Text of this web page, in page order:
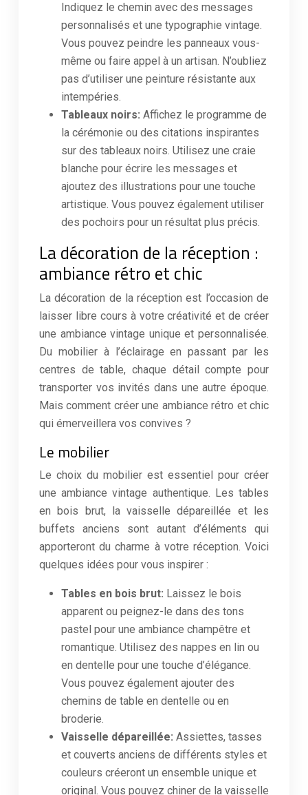
Indiquez le chemin avec des messages
personnalisés et une typographie vintage.
Vous pouvez peindre les panneaux vous-
même ou faire appel à un artisan. N’oubliez
pas d’utiliser une peinture résistante aux
intempéries.
Tableaux noirs: Affichez le programme de
la cérémonie ou des citations inspirantes
sur des tableaux noirs. Utilisez une craie
blanche pour écrire les messages et
ajoutez des illustrations pour une touche
artistique. Vous pouvez également utiliser
des pochoirs pour un résultat plus précis.
La décoration de la réception :
ambiance rétro et chic
La décoration de la réception est l’occasion de
laisser libre cours à votre créativité et de créer
une ambiance vintage unique et personnalisée.
Du mobilier à l’éclairage en passant par les
centres de table, chaque détail compte pour
transporter vos invités dans une autre époque.
Mais comment créer une ambiance rétro et chic
qui émerveillera vos convives ?
Le mobilier
Le choix du mobilier est essentiel pour créer
une ambiance vintage authentique. Les tables
en bois brut, la vaisselle dépareillée et les
buffets anciens sont autant d’éléments qui
apporteront du charme à votre réception. Voici
quelques idées pour vous inspirer :
Tables en bois brut: Laissez le bois
apparent ou peignez-le dans des tons
pastel pour une ambiance champêtre et
romantique. Utilisez des nappes en lin ou
en dentelle pour une touche d’élégance.
Vous pouvez également ajouter des
chemins de table en dentelle ou en
broderie.
Vaisselle dépareillée: Assiettes, tasses
et couverts anciens de différents styles et
couleurs créeront un ensemble unique et
original. Vous pouvez chiner de la vaisselle